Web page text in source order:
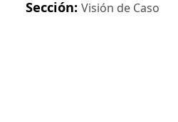
Sección: Visión de Caso